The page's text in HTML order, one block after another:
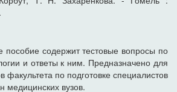
пособие содержит тестовые вопросы по
и ответы к ним. Предназначено для
факультета по подготовке специалистов
медицинских вузов.